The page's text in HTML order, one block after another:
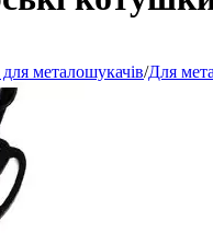
металошукачів/Для